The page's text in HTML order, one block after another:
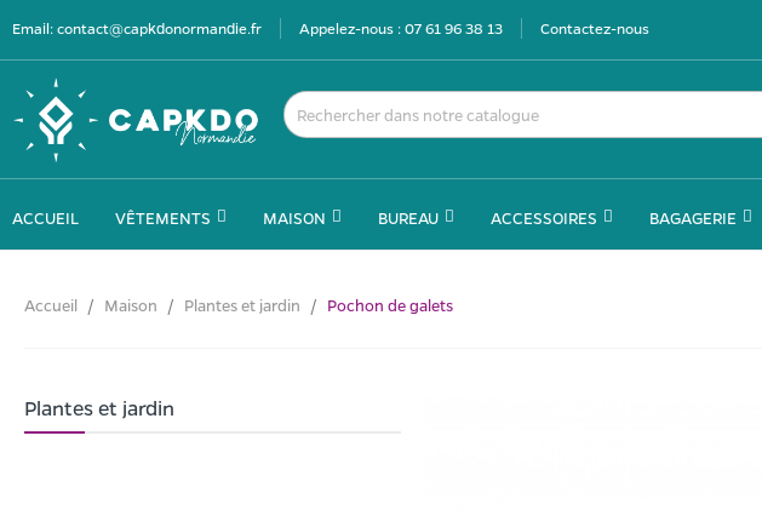
Email:contact@capkdonormandie.fr Appelez-nous :07 61 96 38 13 Contactez-nous
ACCUEIL VÊTEMENTS MAISON BUREAU ACCESSOIRES BAGAGERIE
Accueil Maison Plantes et jardin Pochon de galets
Plantes et jardin